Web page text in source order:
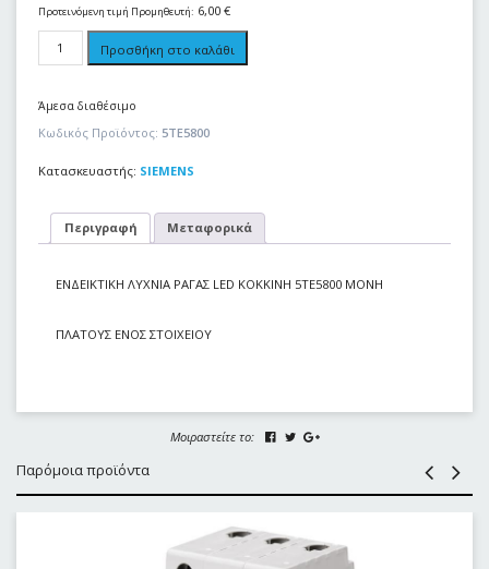
Προτεινόμενη τιμή Προμηθευτή: 6,00 €
Προσθήκη στο καλάθι
Άμεσα διαθέσιμο
Κωδικός Προϊόντος: 5TE5800
Κατασκευαστής: SIEMENS
Περιγραφή Μεταφορικά
ΕΝΔΕΙΚΤΙΚΗ ΛΥΧΝΙΑ ΡΑΓΑΣ LED KOKKINH 5TE5800 MONH
ΠΛΑΤΟΥΣ ΕΝΟΣ ΣΤΟΙΧΕΙΟΥ
Μοιραστείτε το:
Παρόμοια προϊόντα